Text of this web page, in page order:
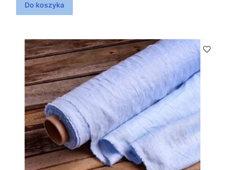
Do koszyka